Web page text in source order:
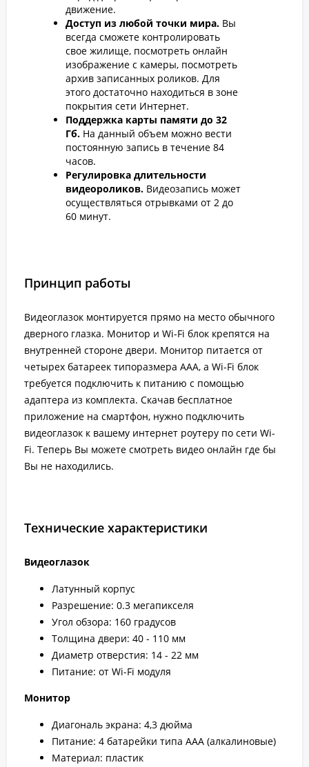
движение.
Доступ из любой точки мира. Вы
всегда сможете контролировать
свое жилище, посмотреть онлайн
изображение с камеры, посмотреть
архив записанных роликов. Для
этого достаточно находиться в зоне
покрытия сети Интернет.
Поддержка карты памяти до 32
Гб. На данный объем можно вести
постоянную запись в течение 84
часов.
Регулировка длительности
видеороликов. Видеозапись может
осуществляться отрывками от 2 до
60 минут.
Принцип работы
Видеоглазок монтируется прямо на место обычного
дверного глазка. Монитор и Wi-Fi блок крепятся на
внутренней стороне двери. Монитор питается от
четырех батареек типоразмера AAA, а Wi-Fi блок
требуется подключить к питанию с помощью
адаптера из комплекта. Скачав бесплатное
приложение на смартфон, нужно подключить
видеоглазок к вашему интернет роутеру по сети Wi-
Fi. Теперь Вы можете смотреть видео онлайн где бы
Вы не находились.
Технические характеристики
Видеоглазок
Латунный корпус
Разрешение: 0.3 мегапикселя
Угол обзора: 160 градусов
Толщина двери: 40 - 110 мм
Диаметр отверстия: 14 - 22 мм
Питание: от Wi-Fi модуля
Монитор
Диагональ экрана: 4,3 дюйма
Питание: 4 батарейки типа ААА (алкалиновые)
Материал: пластик